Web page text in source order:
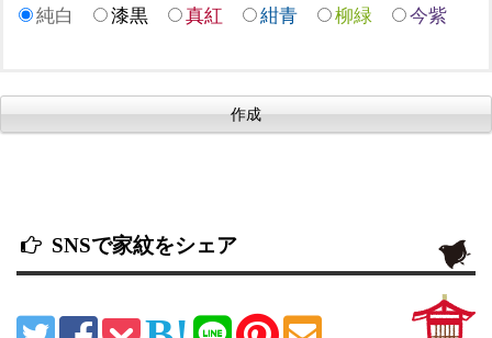
純白 漆黒 真紅 紺青 柳緑 今紫
SNSで家紋をシェア